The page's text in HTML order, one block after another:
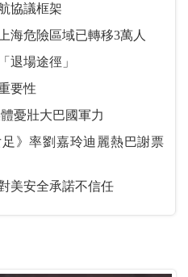
協議框架
危險區域已轉移3萬人
退場途徑」
要性
土巴關係欠佳 媒體憂壯大巴國軍力
》率劉嘉玲迪麗熱巴謝票
美安全承諾不信任